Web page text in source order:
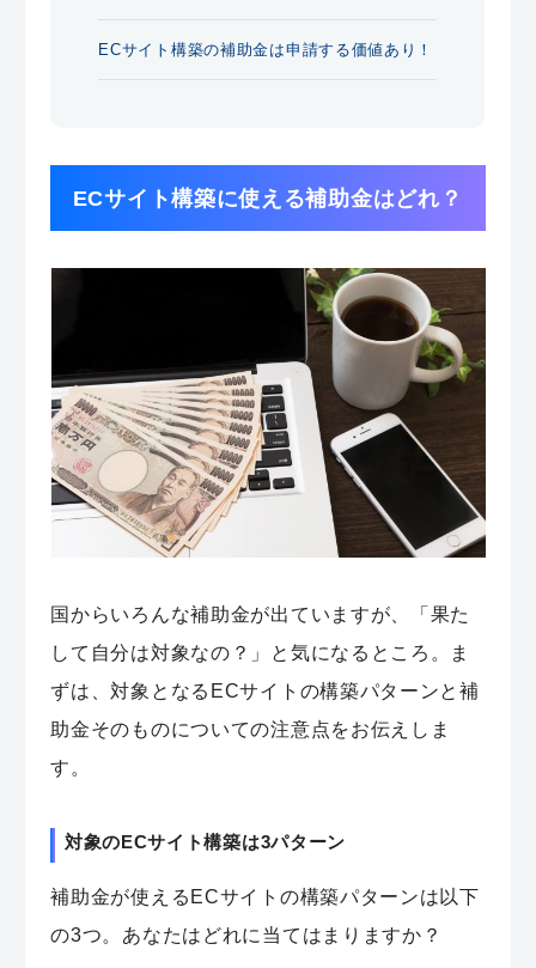
ECサイト構築の補助金は申請する価値あり！
ECサイト構築に使える補助金はどれ？
国からいろんな補助金が出ていますが、「果た
して自分は対象なの？」と気になるところ。ま
ずは、対象となるECサイトの構築パターンと補
助金そのものについての注意点をお伝えしま
す。
対象のECサイト構築は3パターン
補助金が使えるECサイトの構築パターンは以下
の3つ。あなたはどれに当てはまりますか？